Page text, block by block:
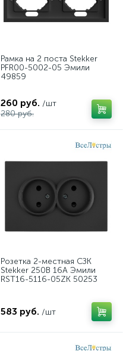
Рамка на 2 поста Stekker
PFR00-5002-05 Эмили
49859
260 руб. /шт
280 руб.
Розетка 2-местная СЗК
Stekker 250В 16А Эмили
RST16-5116-05ZK 50253
583 руб. /шт